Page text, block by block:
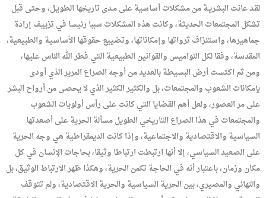
لقـد عانت البشريـة من مشكلات أساسية على مـدى تاريخها الطويـل، وحتى قبل
تشكل المجتمعات الحديثة، وكانت هذه المشكلات سببا رئيسا في تزييف إرادة
جماهيرها، واستنزاف ثرواتها وإمكاناتها، وتضييع حقوقها الأساسية والطبيعية،
المقدسة، وفقا لكل النواميس والقوانين الطبيعية التي فطر الله الناس عليها،
ومن ثم اكتست أرض البسيطة بالعديد من أوجه الصراع المرير الذي أودى
بإمكانات الشعوب والمجتمعات، بل والكثير الكثير الذي لا يحصى من أرواح البشر
على مر العصور، ولعل أهم القضايا التي كانت على رأس أولويات الشعوب
والمجتمعات في هذا الصراع التاريخي الطويل مسألة الحرية على أصعدتها
السياسية والاقتصادية والاجتماعية، وإذا كانت الديمقراطية هي وجه الحرية
على الصعيد السياسي، إلا أنها ارتبطت ارتباطا وثيقا، بحاجات الإنسان في كل
مكان وزمان، باعتبار أنه في الحاجة تكمن الحرية، وهكذا ظهر الارتباط الوثيق، بل
والنهائي والمصيري، بين الحرية السياسية والحرية الاقتصادية، ولم تتوقف